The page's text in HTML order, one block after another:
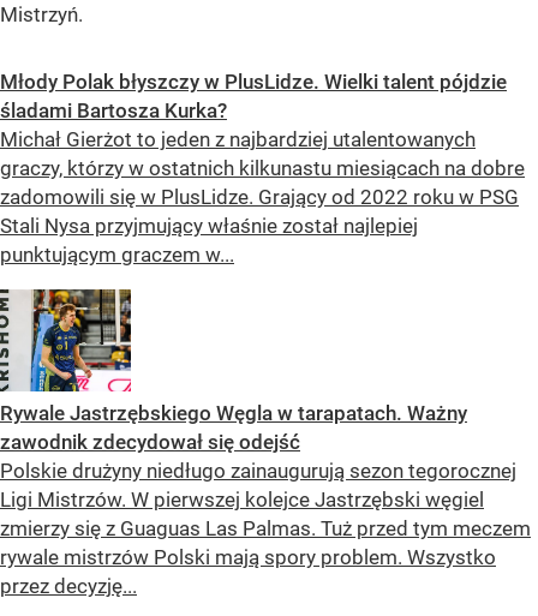
Mistrzyń.
Młody Polak błyszczy w PlusLidze. Wielki talent pójdzie
śladami Bartosza Kurka?
Michał Gierżot to jeden z najbardziej utalentowanych
graczy, którzy w ostatnich kilkunastu miesiącach na dobre
zadomowili się w PlusLidze. Grający od 2022 roku w PSG
Stali Nysa przyjmujący właśnie został najlepiej
punktującym graczem w...
Rywale Jastrzębskiego Węgla w tarapatach. Ważny
zawodnik zdecydował się odejść
Polskie drużyny niedługo zainaugurują sezon tegorocznej
Ligi Mistrzów. W pierwszej kolejce Jastrzębski węgiel
zmierzy się z Guaguas Las Palmas. Tuż przed tym meczem
rywale mistrzów Polski mają spory problem. Wszystko
przez decyzję...